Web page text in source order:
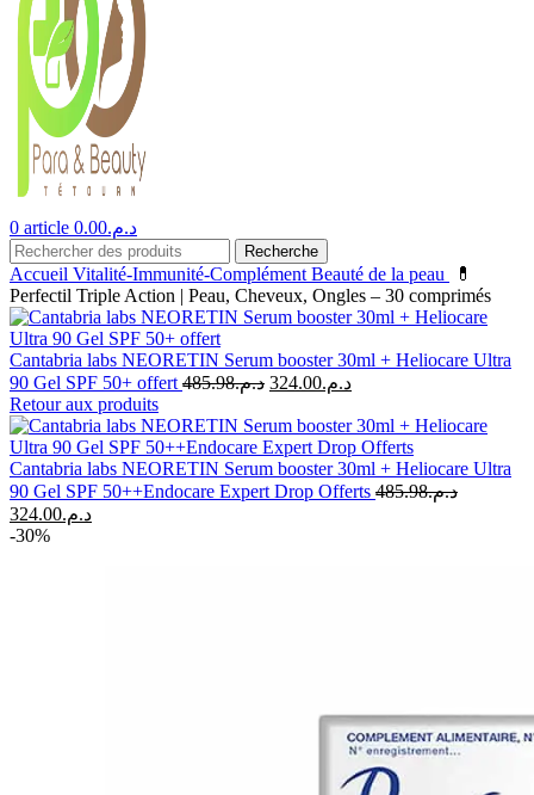
0 article د.م.0.00
Recherche
Accueil Vitalité-Immunité-Complément Beauté de la peau
💊
Perfectil Triple Action | Peau, Cheveux, Ongles – 30 comprimés
Cantabria labs NEORETIN Serum booster 30ml + Heliocare Ultra
90 Gel SPF 50+ offert
د.م.485.98
Le
initial
était :
د.م.485.98.
د.م.324.00
Le
actuel
est :
د.م.324.00.
Retour aux produits
Cantabria labs NEORETIN Serum booster 30ml + Heliocare Ultra
90 Gel SPF 50++Endocare Expert Drop Offerts
د.م.485.98
Le
prix
د.م.324.00
Le
-30%